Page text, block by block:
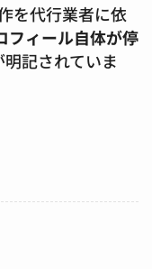
を代行業者に依
フィール自体が停
明記されていま